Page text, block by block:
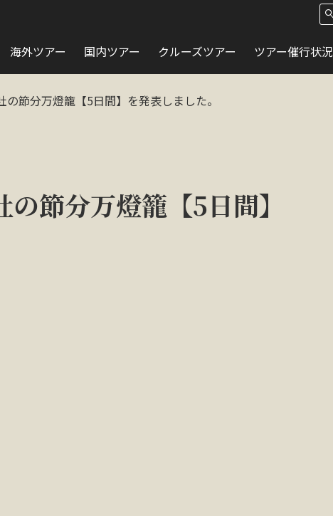
海外ツアー 国内ツアー クルーズツアー ツアー催行状況
節分万燈籠【5日間】を発表しました。
節分万燈籠【5日間】